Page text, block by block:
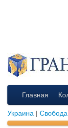
Главная
Украина |